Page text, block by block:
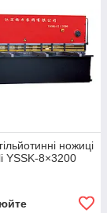
ножиці
YSSK-8×3200